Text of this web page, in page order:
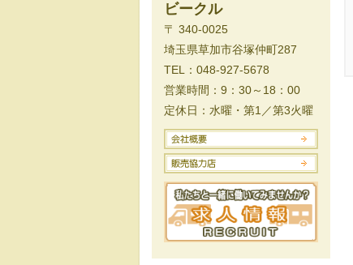
ビークル
〒 340-0025
埼玉県草加市谷塚仲町287
TEL：048-927-5678
営業時間：9：30～18：00
定休日：水曜・第1／第3火曜